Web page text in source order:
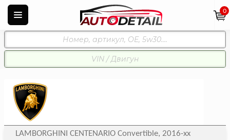
0
LAMBORGHINI CENTENARIO Convertible, 2016-xx